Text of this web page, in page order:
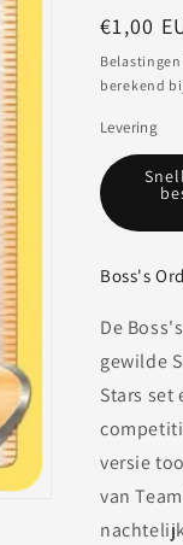
Holo
#132/
Stars
prijs
€1,00
berekend
Levering
Boss's
De
gewilde
Stars set
versie
van